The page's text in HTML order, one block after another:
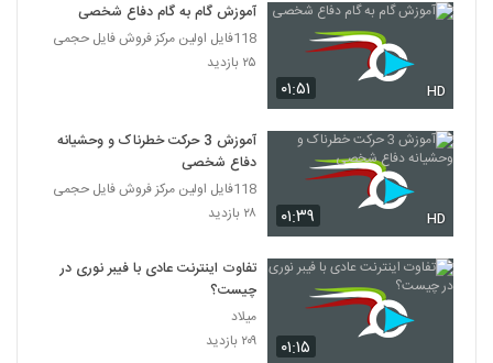
۰۱:۵۱ HD
آموزش گام به گام دفاع شخصی
118فایل اولین مرکز فروش فایل حجمی
۲۵ بازدید
۰۱:۳۹ HD
آموزش 3 حرکت خطرناک و وحشیانه
دفاع شخصی
118فایل اولین مرکز فروش فایل حجمی
۲۸ بازدید
۰۱:۱۵
تفاوت اینترنت عادی با فیبر نوری در
چیست؟
میلاد
۲۰۹ بازدید